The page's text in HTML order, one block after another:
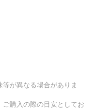
が異なる場合がありま
購入の際の目安としてお